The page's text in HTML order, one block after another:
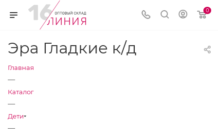
0
Эра Гладкие к/д
Главная
—
Каталог
—
Дети
—